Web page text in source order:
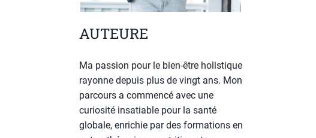
AUTEURE
Ma passion pour le bien-être holistique
rayonne depuis plus de vingt ans. Mon
parcours a commencé avec une
curiosité insatiable pour la santé
globale, enrichie par des formations en